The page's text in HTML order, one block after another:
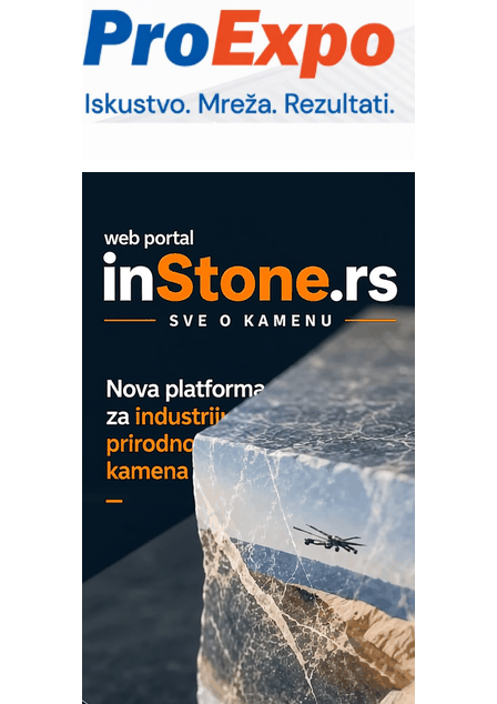
Trajna oznaka kao dugoročna korist
Bezbednost na prvom mestu!
IB BLUMENAUER - više od 40 godina
poverenja u industriji
OBO sistemi mrežastih nosača kablova
Proizvodnja iC7 Hybrid 1500 VDC
mrežnog pretvarača sa tečnim
hlađenjem